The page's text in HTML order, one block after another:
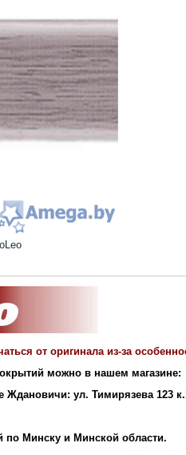
от оригинала из-за
можно в нашем магазине:
Ждановичи: ул. Тимирязева 123
по Минску и Минской области.